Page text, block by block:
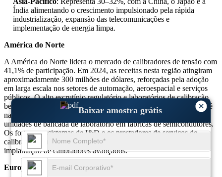
×
Baixar amostra grátis
Índia alimentando o crescimento impulsionado pela rápida
industrialização, expansão das telecomunicações e
implementação de energia limpa.
América do Norte
A América do Norte lidera o mercado de calibradores de tensão com
41,1% de participação. Em 2024, as receitas nesta região atingiram
aproximadamente 300 milhões de dólares, reforçadas pela adoção
em larga escala nos setores de automação, aeroespacial e serviços
públicos. O alto escrutínio regulatório e laboratórios de calibração
bem estabelecidos sustentam a força do mercado. O principal uso é
na calibração de campo no local, usando calibradores portáteis e
unidades de bancada de laboratório em fábricas de semicondutores.
Os fortes ecossistemas de I&D e os prestadores de serviços de
calibração da região tornaram-na num importante centro para a
implantação de calibradores avançados.
Europa